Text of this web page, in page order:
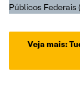
Públicos Federais
Veja mais: